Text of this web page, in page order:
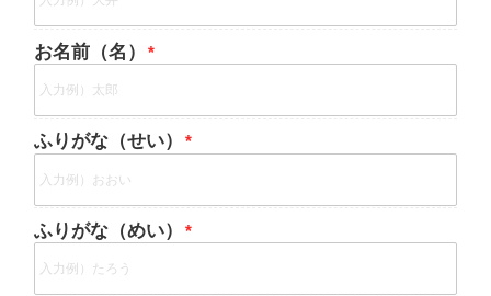
お名前（名）
ふりがな（せい）
ふりがな（めい）